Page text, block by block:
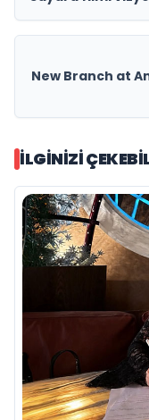
New Branch at
İLGINIZI